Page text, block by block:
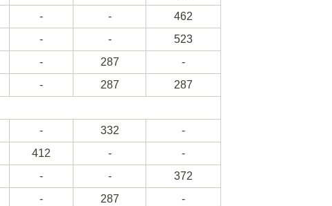
- -
462
- -
523
- 287
-
- 287
287
- 332
-
412 -
-
- -
372
- 287
-